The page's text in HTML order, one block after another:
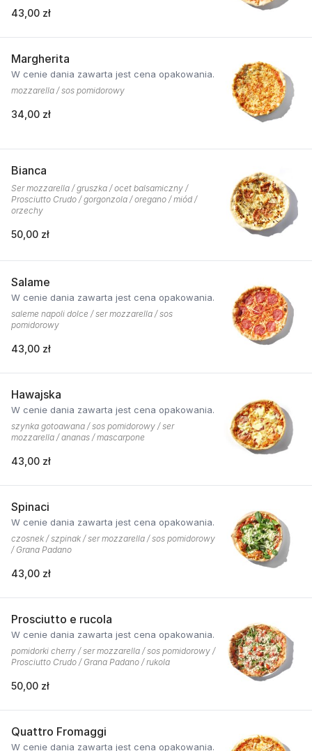
43,00 zł
Margherita
W cenie dania zawarta jest cena opakowania.
mozzarella / sos pomidorowy
34,00 zł
Bianca
Ser mozzarella / gruszka / ocet balsamiczny /
Prosciutto Crudo / gorgonzola / oregano / miód /
orzechy
50,00 zł
Salame
W cenie dania zawarta jest cena opakowania.
saleme napoli dolce / ser mozzarella / sos
pomidorowy
43,00 zł
Hawajska
W cenie dania zawarta jest cena opakowania.
szynka gotoawana / sos pomidorowy / ser
mozzarella / ananas / mascarpone
43,00 zł
Spinaci
W cenie dania zawarta jest cena opakowania.
czosnek / szpinak / ser mozzarella / sos pomidorowy
/ Grana Padano
43,00 zł
Prosciutto e rucola
W cenie dania zawarta jest cena opakowania.
pomidorki cherry / ser mozzarella / sos pomidorowy /
Prosciutto Crudo / Grana Padano / rukola
50,00 zł
Quattro Fromaggi
W cenie dania zawarta jest cena opakowania.